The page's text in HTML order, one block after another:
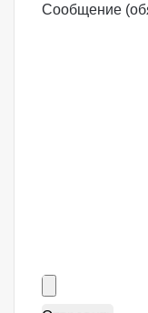
Сообщение